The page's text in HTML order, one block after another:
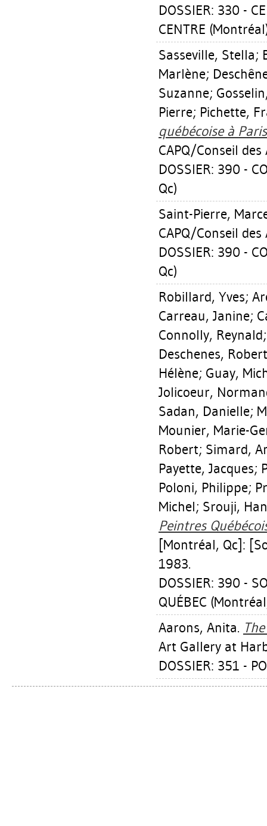
DOSSIER: 330 -
CENTRE
Sasseville, Stella;
Marlène;
Suzanne;
Pierre; Pichette,
québécoise à
CAPQ/Conseil
DOSSIER: 390 -
Qc)
Saint-Pierre,
CAPQ/Conseil
DOSSIER: 390 -
Qc)
Robillard, Yves;
Carreau, Janine;
Connolly, Reynald
Deschenes, Robert
Hélène; Guay,
Jolicoeur,
Sadan, Danielle;
Mounier, Marie-
Robert; Simard,
Payette, Jacques;
Poloni, Philippe;
Michel; Srouji,
Peintres
[Montréal, Qc]:
1983.
DOSSIER: 390 -
QUÉBEC
Aarons, Anita.
Art Gallery at
DOSSIER: 351 -